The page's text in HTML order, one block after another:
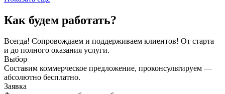
Как будем работать?
Всегда! Сопровождаем и поддерживаем клиентов! От старта
и до полного оказания услуги.
Выбор
Составим коммерческое предложение, проконсультируем —
абсолютно бесплатно.
Заявка